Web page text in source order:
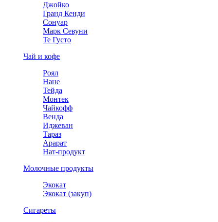
Джойко
Гранд Кенди
Сонуар
Марк Севуни
Те Густо
Чай и кофе
Роял
Нане
Тейда
Монтек
Чайкофф
Венда
Иджеван
Тараз
Арарат
Нат-продукт
Молочные продукты
Экокат
Экокат (закуп)
Сигареты